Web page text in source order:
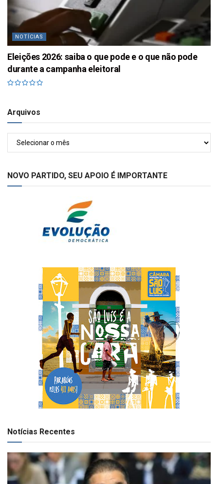
NOTÍCIAS
Eleições 2026: saiba o que pode e o que não pode
durante a campanha eleitoral
Arquivos
NOVO PARTIDO, SEU APOIO É IMPORTANTE
Notícias Recentes